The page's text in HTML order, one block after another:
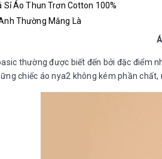
Sỉ Áo Thun Trơn Cotton 100%
Thường Mắng Là
thường được biết đến bởi đặc điểm
chiếc áo nya2 không kém phần